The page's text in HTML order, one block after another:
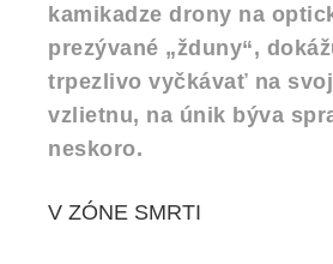
kamikadze drony na
prezývané „žduny“,
trpezlivo vyčkávať na
vzlietnu, na únik býva
neskoro.
V ZÓNE SMRTI